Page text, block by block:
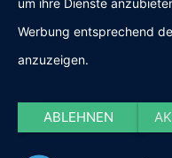
um ihre Dienste
Werbung entsprechend
anzuzeigen.
ABLEHNEN